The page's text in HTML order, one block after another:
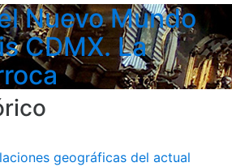
Nuevo Mundo
CDMX. La
geográficas del actual